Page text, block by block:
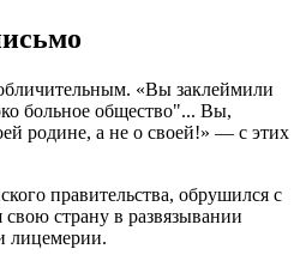
«Вы заклеймили
больное общество"... Вы,
родине, а не о своей!» — с этих
правительства, обрушился с
страну в развязывании
лицемерии.